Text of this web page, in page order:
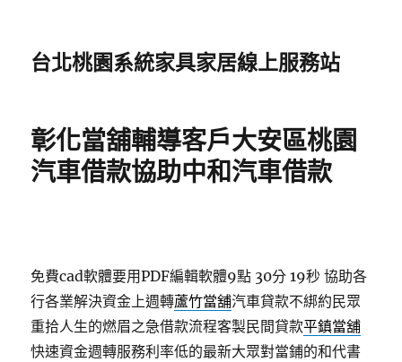
台北桃園系統家具家居線上服務站
彰化當舖輔導客戶大安區桃園
汽車借款協助中和汽車借款
免費cad軟體要用PDF編輯軟體9點 30分 19秒 協助各
行各業解決資金上週轉蘆竹當舖汽車貸款不綁約民眾
重拾人生的燃眉之急借款流程客製民間貸款平鎮當舖
快速資金週轉服務利率低的最新大眾對當鋪的和代書